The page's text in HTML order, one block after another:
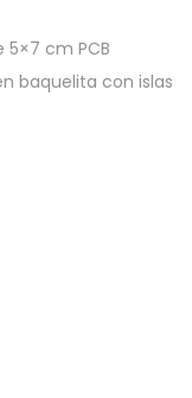
5×7 cm PCB
baquelita con islas